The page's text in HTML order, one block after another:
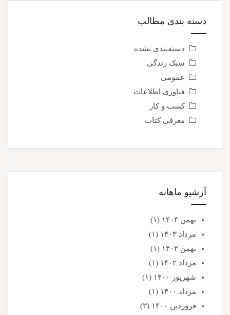
دسته بندی مطالب
دسته‌بندی نشده
سبک زندگی
عمومی
فناوری اطلاعات
کسب و کار
معرفی کتاب
آرشیو ماهانه
بهمن ۱۴۰۴
(۱)
مرداد ۱۴۰۳
(۱)
بهمن ۱۴۰۲
(۱)
مرداد ۱۴۰۲
(۱)
شهریور ۱۴۰۰
(۱)
مرداد ۱۴۰۰
(۱)
فروردین ۱۴۰۰
(۳)